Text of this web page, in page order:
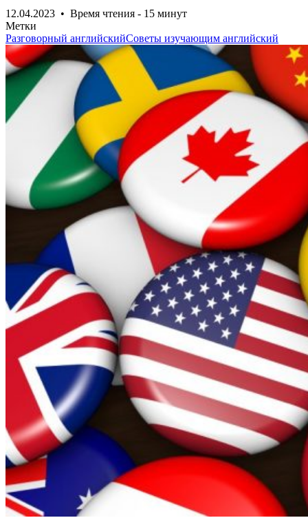
12.04.2023 • Время чтения - 15 минут
Метки
Разговорный английскийСоветы изучающим английский